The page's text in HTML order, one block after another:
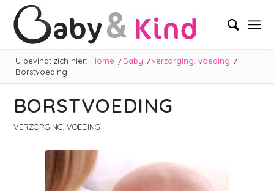
U bevindt zich hier: Home / Baby / verzorging, voeding /
Borstvoeding
BORSTVOEDING
VERZORGING, VOEDING